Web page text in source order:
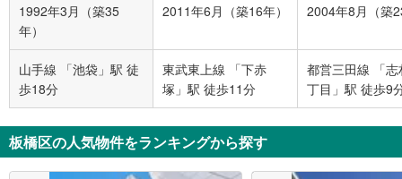
1992年3月（築35
年）
2011年6月（築16年） 2004年8月（築
山手線 「池袋」駅 徒
歩18分
東武東上線 「下赤
塚」駅 徒歩11分
都営三田線 「志
丁目」駅 徒歩9
板橋区の人気物件をランキングから探す